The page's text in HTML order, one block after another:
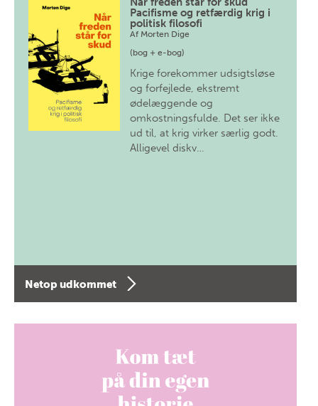
Pacifisme og retfærdig krig i
politisk filosofi
Af Morten Dige
(bog + e-bog)
Krige forekommer udsigtsløse
og forfejlede, ekstremt
ødelæggende og
omkostningsfulde. Det ser ikke
ud til, at krig virker særlig godt.
Alligevel diskv…
Netop udkommet